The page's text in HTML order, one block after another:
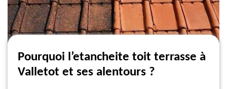
Pourquoi l’etancheite toit terrasse à
Valletot et ses alentours ?